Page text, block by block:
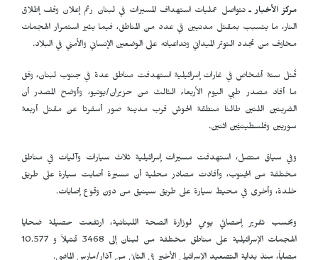
مركز الأخبار ـتتواصل عمليات استهداف المسيرات في لبنان رغم إعلان وقف إطلاق
النار، ما يتسبب بمقتل مدنيين في عدد من المناطق، فيما يثير استمرار الهجمات
مخاوف من تجدد التوتر الميداني وتداعياته على الوضعين الإنساني والأمني في البلاد.
قُتل ستة أشخاص في غارات إسرائيلية استهدفت مناطق عدة في جنوب لبنان، وفق
ما أفاد مصدر طبي اليوم الأربعاء الثالث من حزيران/يونيو، وأوضح المصدر أن
الضربتين اللتين طالتا منطقة الحوش قرب مدينة صور أسفرتا عن مقتل أربعة
سوريين وفلسطينيَّين اثنين.
وفي سياق متصل، استهدفت مسيرات إسرائيلية ثلاث سيارات وآليات في مناطق
مختلفة من الجنوب، وأفادت مصادر محلية أن مسيرة أصابت سيارة على طريق
خلدة، وأخرى في محيط سيارة على طريق سينيق من دون وقوع إصابات.
وبحسب تقرير إحصائي يومي لوزارة الصحة اللبنانية، ارتفعت حصيلة ضحايا
الهجمات الإسرائيلية على مناطق مختلفة من لبنان إلى 3468 قتيلاً و 10.577